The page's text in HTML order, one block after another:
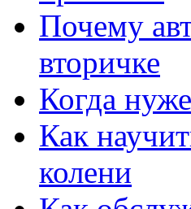
Почему
вторичке
Когда
Как
колени